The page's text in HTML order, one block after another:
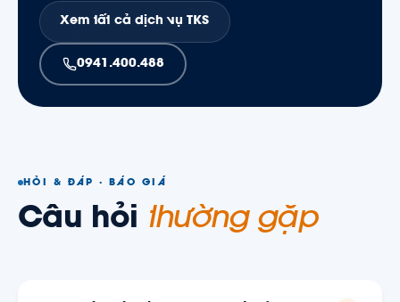
Xem tất cả dịch vụ TKS
0941.400.488
HỎI & ĐÁP · BÁO GIÁ
Câu hỏi thường gặp